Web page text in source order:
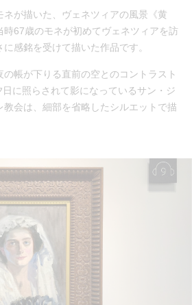
ネが描いた、ヴェネツィアの風景《黄
時67歳のモネが初めてヴェネツィアを訪
感銘を受けて描いた作品です。
帳が下りる直前の空とのコントラスト
に照らされて影になっているサン・ジ
教会は、細部を省略したシルエットで描